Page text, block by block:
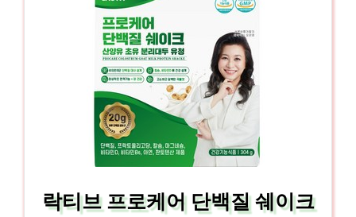
락티브 프로케어 단백질 쉐이크